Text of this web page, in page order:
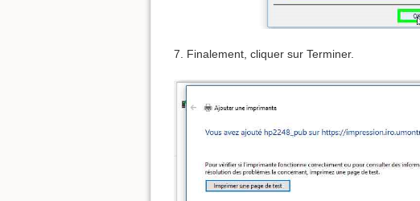
7. Finalement, cliquer sur Terminer.